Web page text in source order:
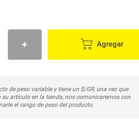
Agregar
de peso variable y tiene un $/GR, una vez que
su artículo en la tienda, nos comunicaremos con
el rango de peso del producto.